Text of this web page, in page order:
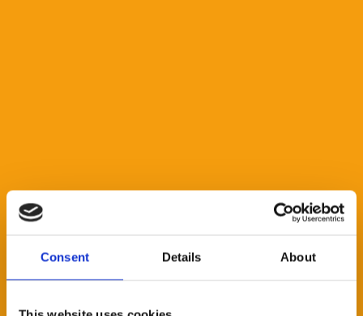
Consent Details About